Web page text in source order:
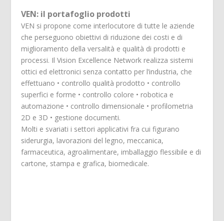
VEN: il portafoglio prodotti
VEN si propone come interlocutore di tutte le aziende
che perseguono obiettivi di riduzione dei costi e di
miglioramento della versalità e qualità di prodotti e
processi. Il Vision Excellence Network realizza sistemi
ottici ed elettronici senza contatto per l’industria, che
effettuano • controllo qualità prodotto • controllo
superfici e forme • controllo colore • robotica e
automazione • controllo dimensionale • profilometria
2D e 3D • gestione documenti.
Molti e svariati i settori applicativi fra cui figurano
siderurgia, lavorazioni del legno, meccanica,
farmaceutica, agroalimentare, imballaggio flessibile e di
cartone, stampa e grafica, biomedicale.